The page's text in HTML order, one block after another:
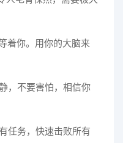
着你。用你的大脑来
，不要害怕，相信你
任务，快速击败所有